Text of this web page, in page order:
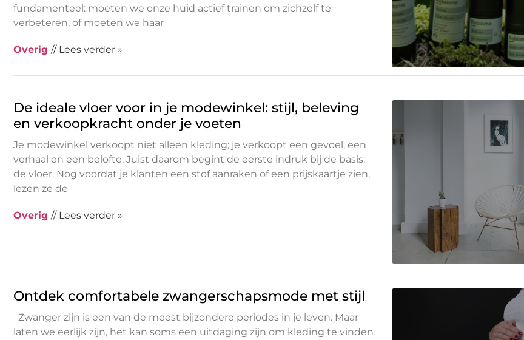
fundamenteel: moeten we onze huid actief trainen om zichzelf te
verbeteren, of moeten we haar
Overig // Lees verder »
De ideale vloer voor in je modewinkel: stijl, beleving
en verkoopkracht onder je voeten
Je modewinkel verkoopt niet alleen kleding; je verkoopt een gevoel, een
verhaal en een belofte. Juist daarom begint de eerste indruk bij de basis:
de vloer. Nog voordat je klanten een stof aanraken of een prijskaartje zien,
lezen ze de
Overig // Lees verder »
Ontdek comfortabele zwangerschapsmode met stijl
Zwanger zijn is een van de meest bijzondere periodes in je leven. Maar
laten we eerlijk zijn, het kan soms een uitdaging zijn om kleding te vinden